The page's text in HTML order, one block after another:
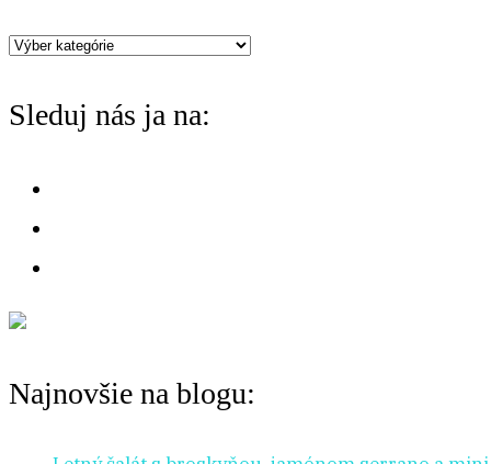
Máte
na:
Sleduj nás ja na:
Najnovšie na blogu: